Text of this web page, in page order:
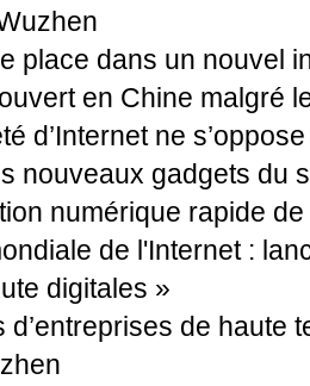
place dans un nouvel
en Chine malgré
d’Internet ne
nouveaux gadgets du
numérique rapide
de l'Internet :
digitales »
d’entreprises de haute